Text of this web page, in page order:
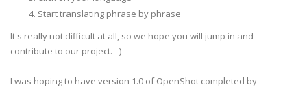
Start translating phrase by phrase
It's really not difficult at all, so we hope you will jump in and
contribute to our project. =)
I was hoping to have version 1.0 of OpenShot completed by